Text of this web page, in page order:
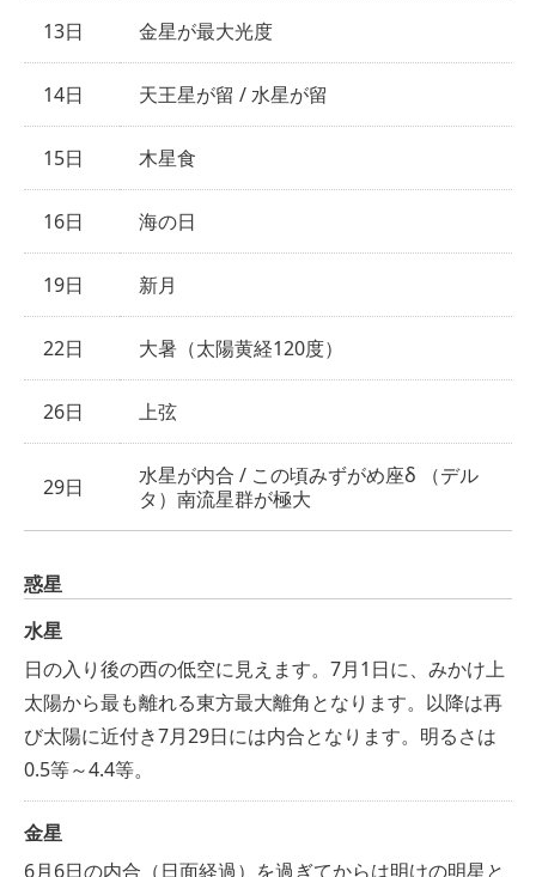
13日 金星が最大光度
14日 天王星が留 / 水星が留
15日 木星食
16日 海の日
19日 新月
22日 大暑（太陽黄経120度）
26日 上弦
29日
水星が内合 / この頃みずがめ座δ （デル
タ）南流星群が極大
惑星
水星
日の入り後の西の低空に見えます。7月1日に、みかけ上
太陽から最も離れる東方最大離角となります。以降は再
び太陽に近付き7月29日には内合となります。明るさは
0.5等～4.4等。
金星
6月6日の内合（日面経過）を過ぎてからは明けの明星と